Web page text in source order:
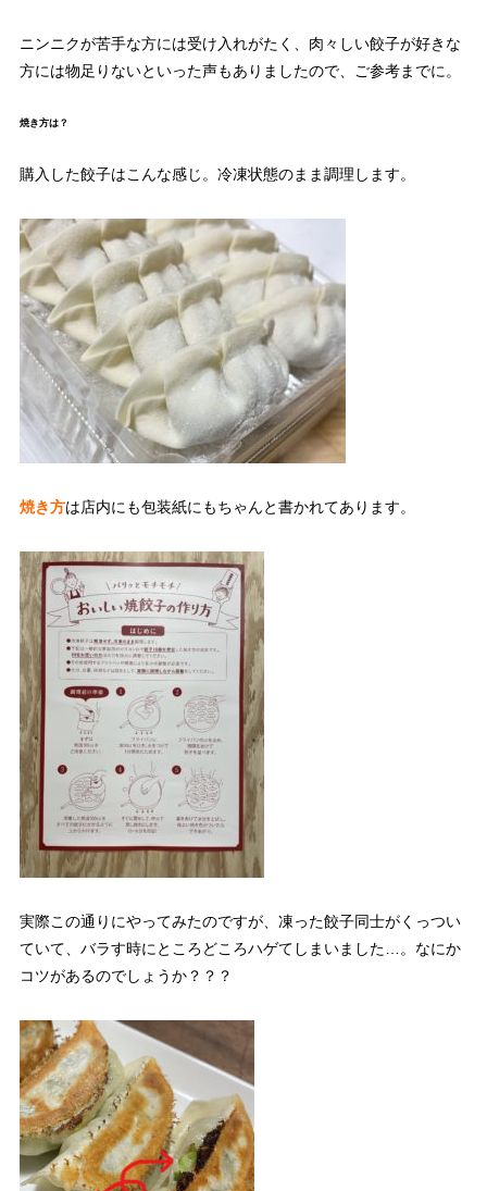
ニンニクが苦手な方には受け入れがたく、肉々しい餃子が好きな
方には物足りないといった声もありましたので、ご参考までに。
焼き方は？
購入した餃子はこんな感じ。冷凍状態のまま調理します。
焼き方は店内にも包装紙にもちゃんと書かれてあります。
実際この通りにやってみたのですが、凍った餃子同士がくっつい
ていて、バラす時にところどころハゲてしまいました…。なにか
コツがあるのでしょうか？？？